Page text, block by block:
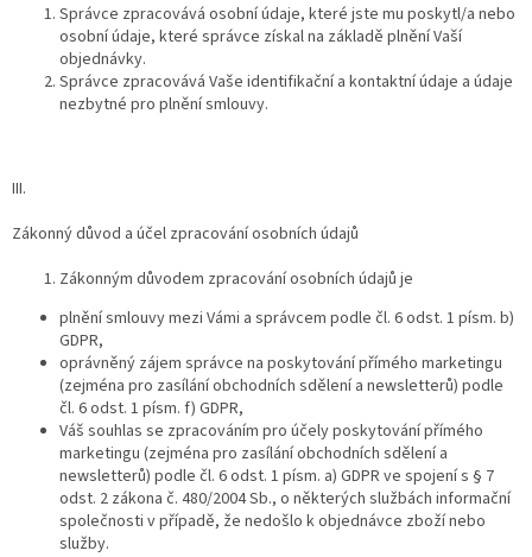
Správce zpracovává osobní údaje, které jste mu poskytl/a nebo
osobní údaje, které správce získal na základě plnění Vaší
objednávky.
Správce zpracovává Vaše identifikační a kontaktní údaje a údaje
nezbytné pro plnění smlouvy.
III.
Zákonný důvod a účel zpracování osobních údajů
Zákonným důvodem zpracování osobních údajů je
plnění smlouvy mezi Vámi a správcem podle čl. 6 odst. 1 písm. b)
GDPR,
oprávněný zájem správce na poskytování přímého marketingu
(zejména pro zasílání obchodních sdělení a newsletterů) podle
čl. 6 odst. 1 písm. f) GDPR,
Váš souhlas se zpracováním pro účely poskytování přímého
marketingu (zejména pro zasílání obchodních sdělení a
newsletterů) podle čl. 6 odst. 1 písm. a) GDPR ve spojení s § 7
odst. 2 zákona č. 480/2004 Sb., o některých službách informační
společnosti v případě, že nedošlo k objednávce zboží nebo
služby.